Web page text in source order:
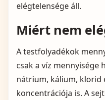
elégtelensége áll.
Miért nem
A testfolyadékok
csak a víz mennyisége
nátrium, kálium, klorid
koncentrációja is. A